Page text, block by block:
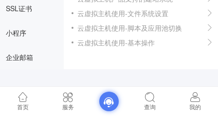
SSL证书
小程序
企业邮箱
云虚拟主机使用-文件系统设置
云虚拟主机使用-脚本及应用池切换
云虚拟主机使用-基本操作
首页 服务 查询 我的